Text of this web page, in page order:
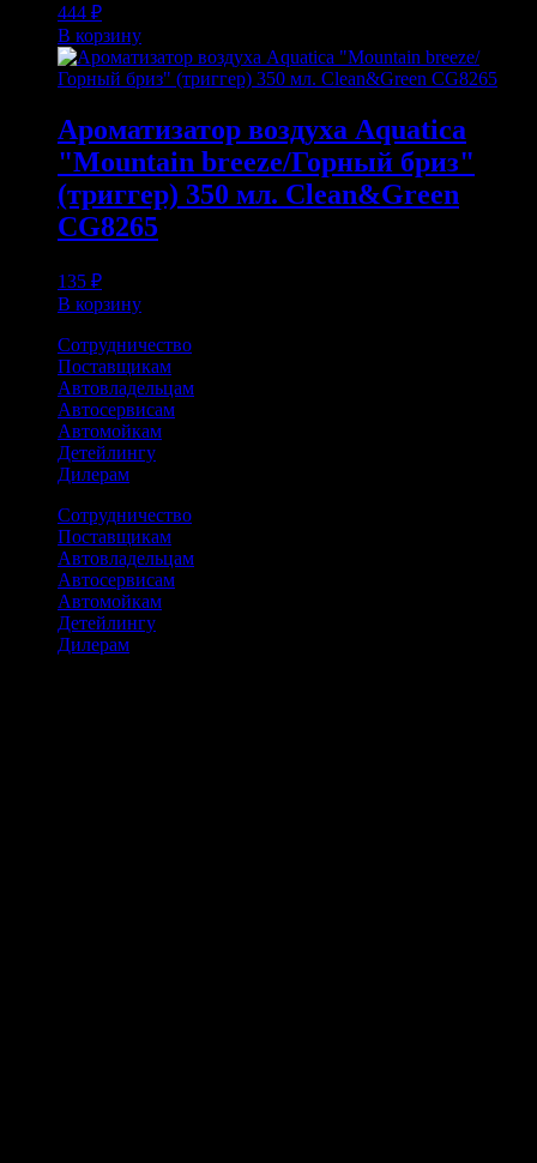
444 ₽
В корзину
Ароматизатор воздуха Aquatica
"Mountain breeze/Горный бриз"
(триггер) 350 мл. Clean&Green
CG8265
135 ₽
В корзину
Сотрудничество
Поставщикам
Автовладельцам
Автосервисам
Автомойкам
Детейлингу
Дилерам
Сотрудничество
Поставщикам
Автовладельцам
Автосервисам
Автомойкам
Детейлингу
Дилерам